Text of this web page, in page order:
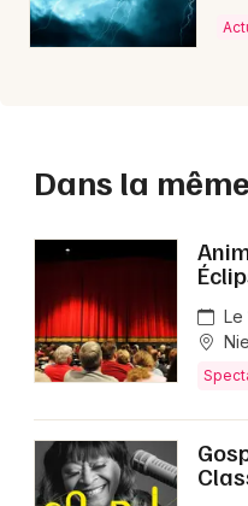
Dans la
Le